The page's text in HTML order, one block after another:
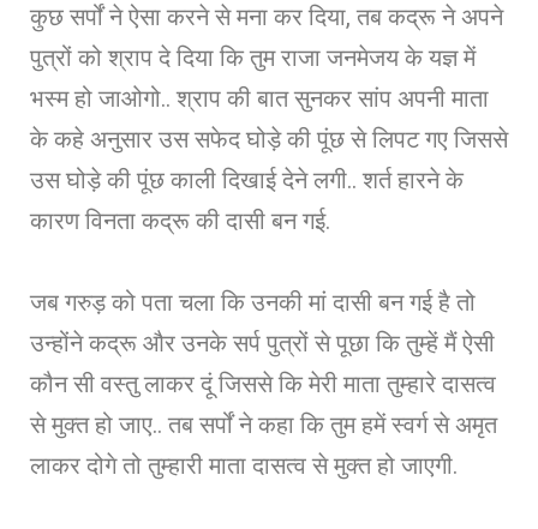
कुछ सर्पों ने ऐसा करने से मना कर दिया, तब कद्रू ने अपने
पुत्रों को श्राप दे दिया कि तुम राजा जनमेजय के यज्ञ में
भस्म हो जाओगो.. श्राप की बात सुनकर सांप अपनी माता
के कहे अनुसार उस सफेद घोड़े की पूंछ से लिपट गए जिससे
उस घोड़े की पूंछ काली दिखाई देने लगी.. शर्त हारने के
कारण विनता कद्रू की दासी बन गई.
जब गरुड़ को पता चला कि उनकी मां दासी बन गई है तो
उन्होंने कद्रू और उनके सर्प पुत्रों से पूछा कि तुम्हें मैं ऐसी
कौन सी वस्तु लाकर दूं जिससे कि मेरी माता तुम्हारे दासत्व
से मुक्त हो जाए.. तब सर्पों ने कहा कि तुम हमें स्वर्ग से अमृत
लाकर दोगे तो तुम्हारी माता दासत्व से मुक्त हो जाएगी.